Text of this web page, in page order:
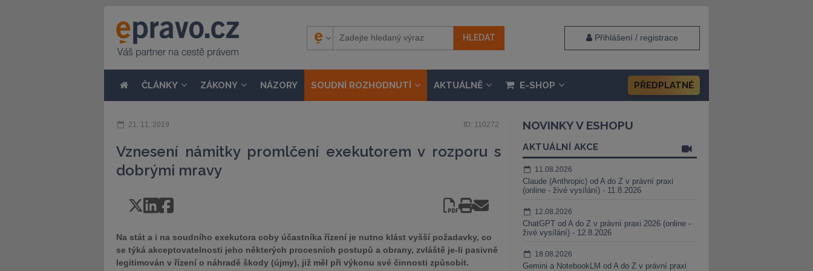
Přihlášení / registrace
ČLÁNKY ZÁKONY NÁZORY SOUDNÍ ROZHODNUTÍ AKTUÁLNĚ E-SHOP PŘEDPLATNÉ
21. 11. 2019 ID: 110272
Vznesení námitky promlčení exekutorem v rozporu s
dobrými mravy
Na stát a i na soudního exekutora coby účastníka řízení je nutno klást vyšší požadavky, co
se týká akceptovatelnosti jeho některých procesních postupů a obrany, zvláště je-li pasivně
legitimován v řízení o náhradě škody (újmy), již měl při výkonu své činnosti způsobit.
NOVINKY V ESHOPU
AKTUÁLNÍ AKCE
11.08.2026
Claude (Anthropic) od A do Z v právní praxi
(online - živé vysílání) - 11.8.2026
12.08.2026
ChatGPT od A do Z v právní praxi 2026 (online -
živé vysílání) - 12.8.2026
18.08.2026
Gemini a NotebookLM od A do Z v právní praxi